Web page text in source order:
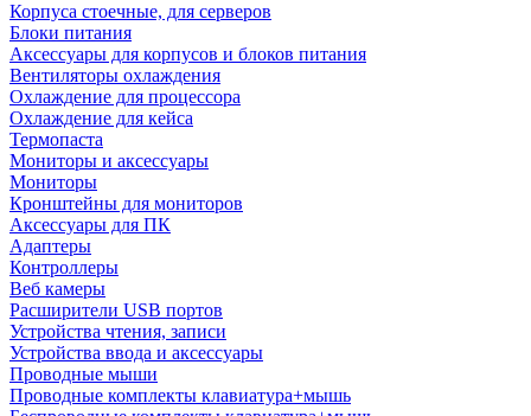
Корпуса стоечные, для серверов
Блоки питания
Аксессуары для корпусов и блоков питания
Вентиляторы охлаждения
Охлаждение для процессора
Охлаждение для кейса
Термопаста
Мониторы и аксессуары
Мониторы
Кронштейны для мониторов
Аксессуары для ПК
Адаптеры
Контроллеры
Веб камеры
Расширители USB портов
Устройства чтения, записи
Устройства ввода и аксессуары
Проводные мыши
Проводные комплекты клавиатура+мышь